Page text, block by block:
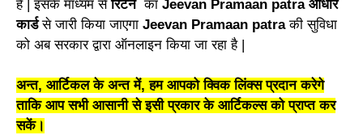
है | इसके माध्यम सेरिटर्नका Jeevan Pramaan patra आधार
कार्डसे जारी किया जाएगा Jeevan Pramaan patraकी सुविधा
को अब सरकार द्वारा ऑनलाइन किया जा रहा है |
अन्त, आर्टिकल के अन्त में, हम आपको क्विक लिंक्स प्रदान करेगे
ताकि आप सभी आसानी से इसी प्रकार के आर्टिकल्स को प्राप्त कर
सकें।